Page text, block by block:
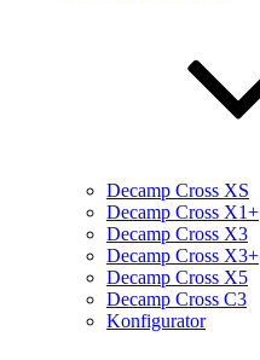
Decamp Cross XS
Decamp Cross X1+
Decamp Cross X3
Decamp Cross X3+
Decamp Cross X5
Decamp Cross C3
Konfigurator